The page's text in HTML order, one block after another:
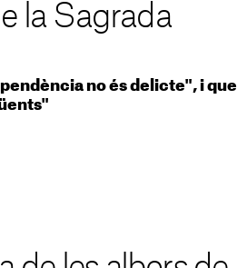
la Sagrada
no és delicte", i que